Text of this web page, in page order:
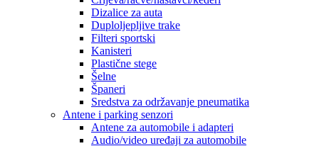
Dizalice za auta
Duploljepljive trake
Filteri sportski
Kanisteri
Plastične stege
Šelne
Španeri
Sredstva za održavanje pneumatika
Antene i parking senzori
Antene za automobile i adapteri
Audio/video uređaji za automobile